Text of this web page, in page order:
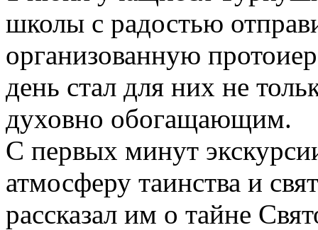
школы с радостью
организованную
день стал для них не
духовно обогащающим.
С первых минут
атмосферу таинства и
рассказал им о тайне